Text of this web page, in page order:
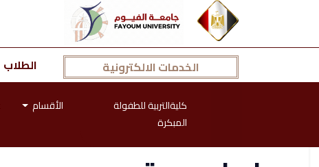
الخدمات الالكترونية الطلاب
كليةالتربية للطفولة
المبكرة
الأقسام